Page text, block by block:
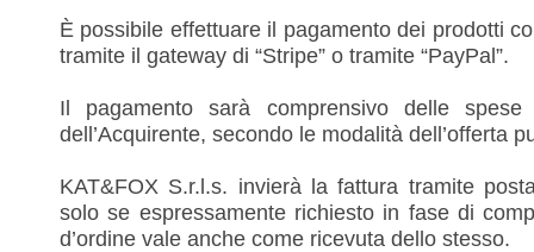
È possibile effettuare il pagamento dei prodotti
tramite il gateway di “Stripe” o tramite “PayPal”.
Il pagamento sarà comprensivo delle
dell’Acquirente, secondo le modalità dell’offerta
KAT&FOX S.r.l.s. invierà la fattura tramite
solo se espressamente richiesto in fase di
d’ordine vale anche come ricevuta dello stesso.